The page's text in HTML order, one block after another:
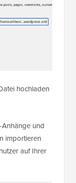
hochladen
und
importieren
auf Ihrer